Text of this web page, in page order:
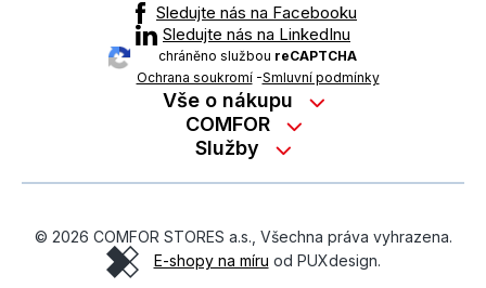
Sledujte nás na Facebooku
Sledujte nás na LinkedInu
chráněno službou reCAPTCHA
Ochrana soukromí-Smluvní podmínky
Vše o nákupu
Nákup na splátky
Možnosti platby
Obchodní podmínky
Ochrana osobních údajů
COMFOR
Kontakty
Kariéra
O revimarketu
Služby
On-line podpora
© 2026 COMFOR STORES a.s., Všechna práva vyhrazena.
E-shopy na míru od PUXdesign.